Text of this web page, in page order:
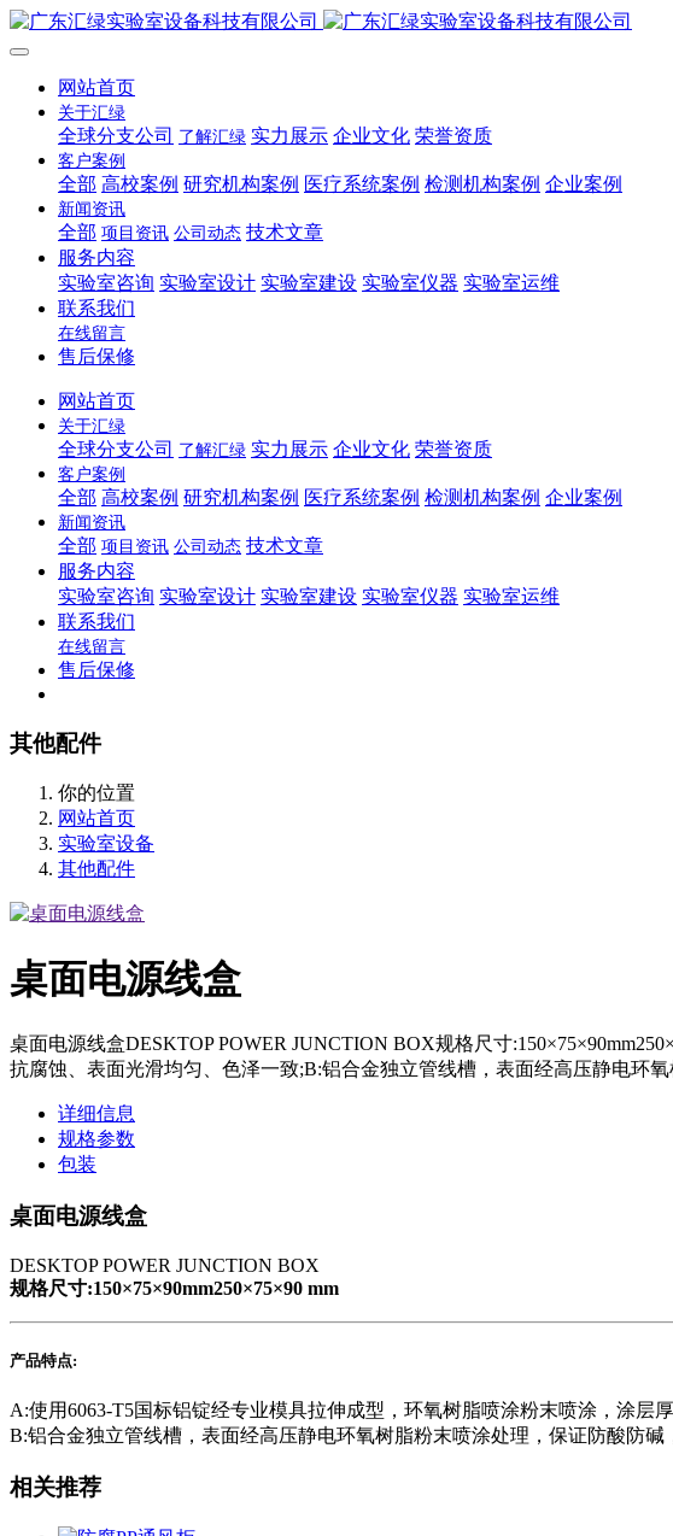
网站首页
关于汇绿
全球分支公司 了解汇绿 实力展示 企业文化 荣誉资质
客户案例
全部 高校案例 研究机构案例 医疗系统案例 检测机构案例 企业案例
新闻资讯
全部 项目资讯 公司动态 技术文章
服务内容
实验室咨询 实验室设计 实验室建设 实验室仪器 实验室运维
联系我们
在线留言
售后保修
网站首页
关于汇绿
全球分支公司 了解汇绿 实力展示 企业文化 荣誉资质
客户案例
全部 高校案例 研究机构案例 医疗系统案例 检测机构案例 企业案例
新闻资讯
全部 项目资讯 公司动态 技术文章
服务内容
实验室咨询 实验室设计 实验室建设 实验室仪器 实验室运维
联系我们
在线留言
售后保修
其他配件
你的位置
网站首页
实验室设备
其他配件
桌面电源线盒
桌面电源线盒DESKTOP POWER JUNCTION BOX规格尺寸
抗腐蚀、表面光滑均匀、色泽一致;B:铝合金独立管线槽，表面经高压静电环
详细信息
规格参数
包装
桌面电源线盒
DESKTOP POWER JUNCTION BOX
规格尺寸:150×75×90mm250×75×90 mm
产品特点:
A:使用6063-T5国标铝锭经专业模具拉伸成型，环氧树脂喷涂粉末喷涂，涂层
B:铝合金独立管线槽，表面经高压静电环氧树脂粉末喷涂处理，保证防酸防碱
相关推荐